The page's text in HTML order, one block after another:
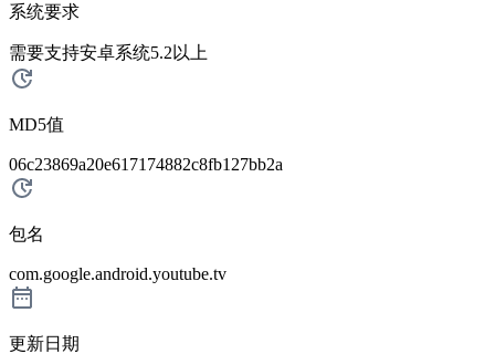
系统要求
需要支持安卓系统5.2以上
MD5值
06c23869a20e617174882c8fb127bb2a
包名
com.google.android.youtube.tv
更新日期